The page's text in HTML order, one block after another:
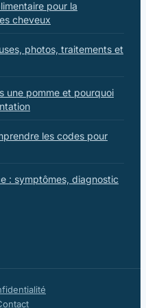
pour la
cheveux
photos, traitements et
une pomme et pourquoi
les codes pour
: symptômes, diagnostic